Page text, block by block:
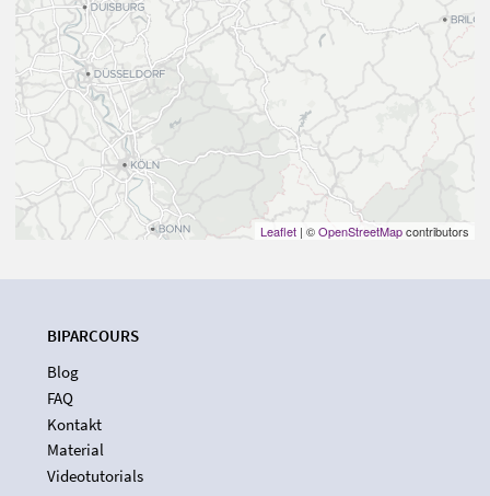
Leaflet | ©OpenStreetMapcontributors
BIPARCOURS
Blog
FAQ
Kontakt
Material
Videotutorials